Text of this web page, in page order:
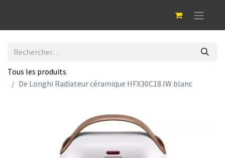
Tous les produits
De Longhi Radiateur céramique HFX30C18.IW blanc